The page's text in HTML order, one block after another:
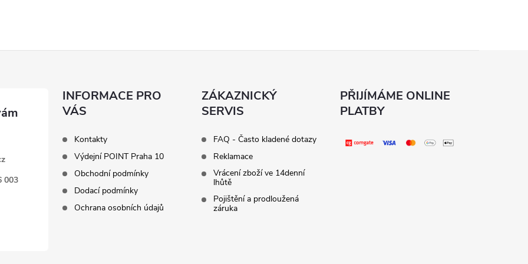
003
INFORMACE PRO
VÁS
Kontakty
Výdejní POINT Praha 10
Obchodní podmínky
Dodací podmínky
Ochrana osobních údajů
ZÁKAZNICKÝ
SERVIS
FAQ - Často kladené dotazy
Reklamace
Vrácení zboží ve 14denní
lhůtě
Pojištění a prodloužená
záruka
PŘIJÍMÁME ONLINE
PLATBY